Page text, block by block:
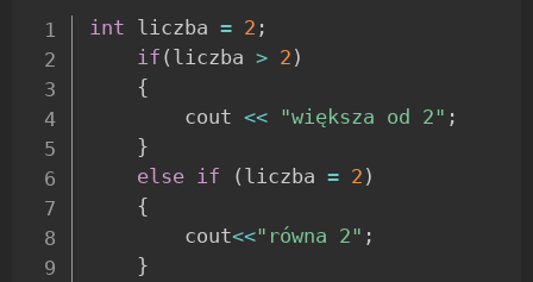
int liczba = 2 ;
if ( liczba > 2 )
{
		cout
<< "większa od 2" ;
}
else if ( liczba = 2 )
{
		cout
<<"równa 2" ;
}